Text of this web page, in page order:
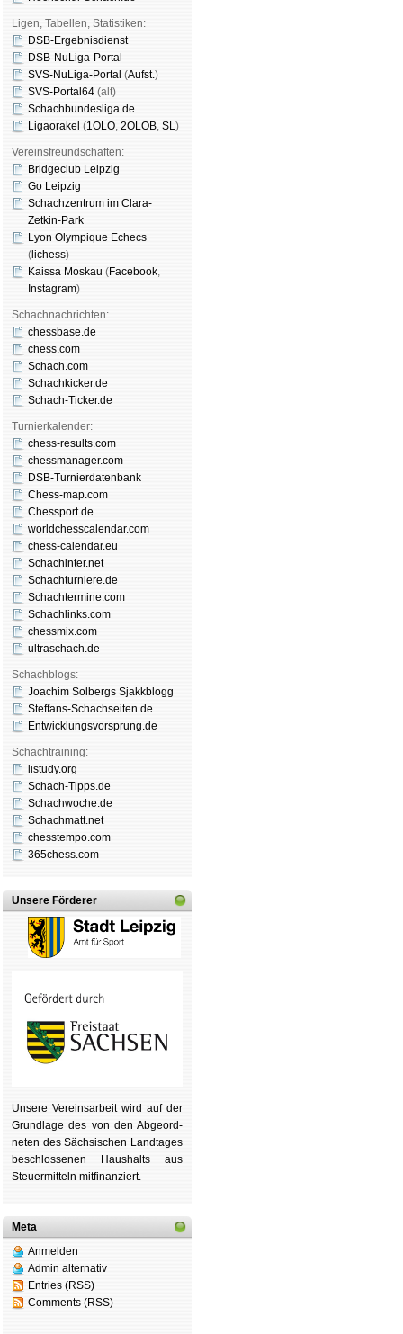
Ligen, Tabellen, Statistiken:
DSB-Ergebnisdienst
DSB-NuLiga-Portal
SVS-NuLiga-Portal (Aufst.)
SVS-Portal64 (alt)
Schachbundesliga.de
Ligaorakel (1OLO, 2OLOB, SL)
Vereinsfreundschaften:
Bridgeclub Leipzig
Go Leipzig
Schachzentrum im Clara-
Zetkin-Park
Lyon Olympique Echecs
( lichess)
Kaissa Moskau (Face­book,
Insta­gram)
Schachnachrichten:
chessbase.de
chess.com
Schach.com
Schachkicker.de
Schach-Ticker.de
Turnierkalender:
chess-results.com
chessmanager.com
DSB-Turnierdatenbank
Chess-map.com
Chessport.de
worldchesscalendar.com
chess-calendar.eu
Schachinter.net
Schachturniere.de
Schachtermine.com
Schachlinks.com
chessmix.com
ultraschach.de
Schachblogs:
Joachim Solbergs Sjakkblogg
Steffans-Schachseiten.de
Entwicklungsvorsprung.de
Schachtraining:
listudy.org
Schach-Tipps.de
Schachwoche.de
Schachmatt.net
chesstempo.com
365chess.com
Unsere Förderer
Unsere Ver­eins­ar­beit wird auf der
Grund­lage des von den Ab­ge­ord­
ne­ten des Säch­si­schen Land­tages
be­schlos­se­nen Haus­halts aus
Steu­er­mitteln mit­fi­nan­ziert.
Meta
Anmelden
Admin alternativ
Entries (RSS)
Comments (RSS)